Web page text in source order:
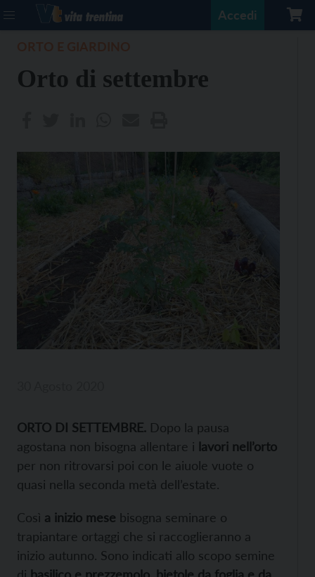
Accedi
Orto di settembre
ORTO DI SETTEMBRE. Dopo la pausa
agostana non bisogna allentare i lavori nell’orto
per non ritrovarsi poi con le aiuole vuote o
quasi nella seconda metà dell’estate.
Così a inizio mese bisogna seminare o
trapiantare ortaggi che si raccoglieranno a
inizio autunno. Sono indicati allo scopo semine
di basilico e prezzemolo, bietole da foglia e da